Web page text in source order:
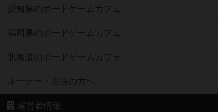
愛知県のボードゲームカフェ
福岡県のボードゲームカフェ
北海道のボードゲームカフェ
オーナー・店長の方へ
運営者情報